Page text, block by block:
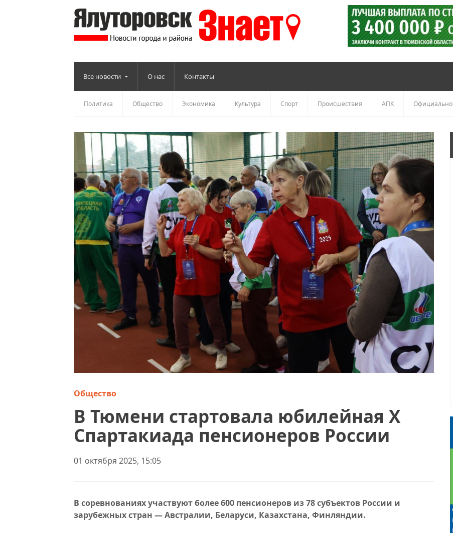
Все новости О нас Контакты
Политика Общество Экономика Культура Спорт Происшествия АПК Официально
Общество
В Тюмени стартовала юбилейная X
Спартакиада пенсионеров России
01 октября 2025, 15:05
В соревнованиях участвуют более 600 пенсионеров из 78 субъектов России и
зарубежных стран — Австралии, Беларуси, Казахстана, Финляндии.